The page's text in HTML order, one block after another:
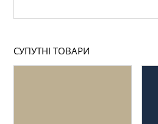
СУПУТНІ ТОВАРИ